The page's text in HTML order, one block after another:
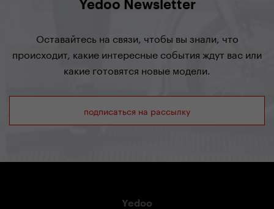
Yedoo Newsletter
Оставайтесь на связи, чтобы вы знали, что
происходит, какие интересные события ждут вас или
какие готовятся новые модели.
подписаться на рассылку
Yedoo